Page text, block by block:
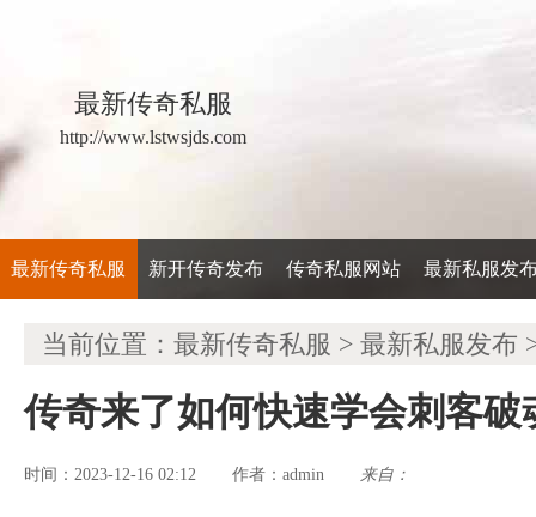
最新传奇私服
http://www.lstwsjds.com
最新传奇私服 新开传奇发布 传奇私服网站 最新私服发
当前位置： 最新传奇私服 > 最新私服发布
传奇来了如何快速学会刺客破
时间：2023-12-16 02:12 作者： admin 来自：